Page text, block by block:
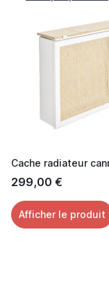
299,00 €
Afficher le produit